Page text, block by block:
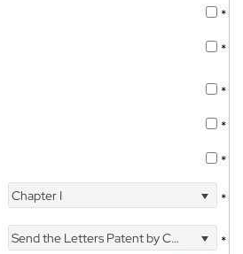
*
*
*
*
*
Chapter I *
Send the Letters Patent by Courier
*